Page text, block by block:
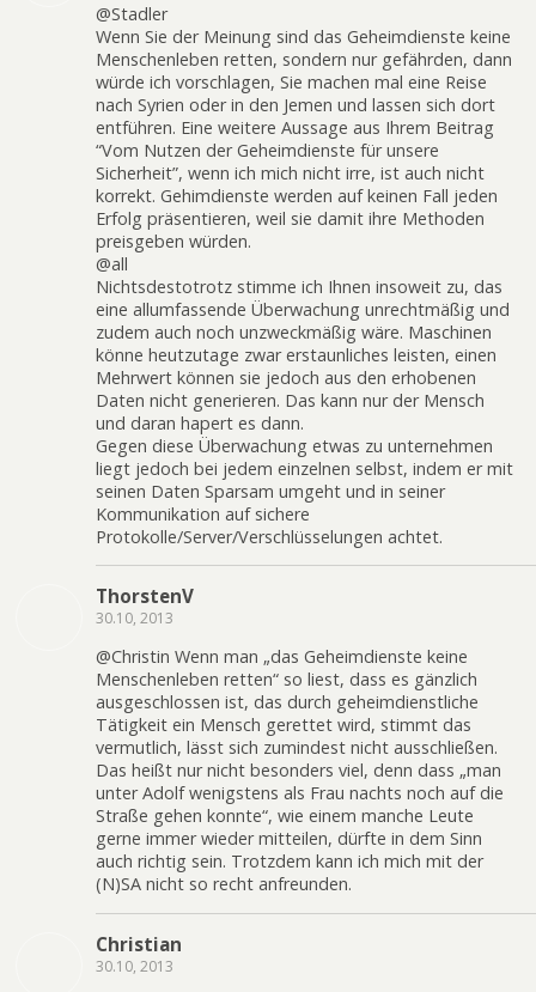
@Stadler
Wenn Sie der Meinung sind das Geheimdienste keine
Menschenleben retten, sondern nur gefährden, dann
würde ich vorschlagen, Sie machen mal eine Reise
nach Syrien oder in den Jemen und lassen sich dort
entführen. Eine weitere Aussage aus Ihrem Beitrag
“Vom Nutzen der Geheimdienste für unsere
Sicherheit”, wenn ich mich nicht irre, ist auch nicht
korrekt. Gehimdienste werden auf keinen Fall jeden
Erfolg präsentieren, weil sie damit ihre Methoden
preisgeben würden.
@all
Nichtsdestotrotz stimme ich Ihnen insoweit zu, das
eine allumfassende Überwachung unrechtmäßig und
zudem auch noch unzweckmäßig wäre. Maschinen
könne heutzutage zwar erstaunliches leisten, einen
Mehrwert können sie jedoch aus den erhobenen
Daten nicht generieren. Das kann nur der Mensch
und daran hapert es dann.
Gegen diese Überwachung etwas zu unternehmen
liegt jedoch bei jedem einzelnen selbst, indem er mit
seinen Daten Sparsam umgeht und in seiner
Kommunikation auf sichere
Protokolle/Server/Verschlüsselungen achtet.
ThorstenV
30.10, 2013
@Christin Wenn man „das Geheimdienste keine
Menschenleben retten“ so liest, dass es gänzlich
ausgeschlossen ist, das durch geheimdienstliche
Tätigkeit ein Mensch gerettet wird, stimmt das
vermutlich, lässt sich zumindest nicht ausschließen.
Das heißt nur nicht besonders viel, denn dass „man
unter Adolf wenigstens als Frau nachts noch auf die
Straße gehen konnte“, wie einem manche Leute
gerne immer wieder mitteilen, dürfte in dem Sinn
auch richtig sein. Trotzdem kann ich mich mit der
(N)SA nicht so recht anfreunden.
Christian
30.10, 2013